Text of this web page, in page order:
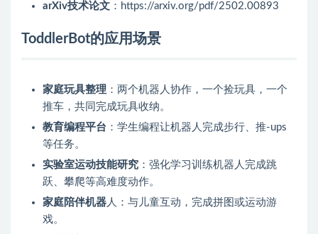
arXiv技术论文 ：https://arxiv.org/pdf/2502.00893
ToddlerBot的应用场景
家庭玩具整理 ：两个机器人协作，一个捡玩具，一个
推车，共同完成玩具收纳。
教育编程平台 ：学生编程让机器人完成步行、推-ups
等任务。
实验室运动技能研究 ：强化学习训练机器人完成跳
跃、攀爬等高难度动作。
家庭陪伴机器人：与儿童互动，完成拼图或运动游
戏。